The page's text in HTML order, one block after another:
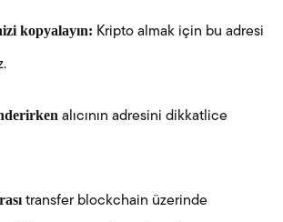
kopyalayın: Kripto almak için bu adresi
alıcının adresini dikkatlice
transfer blockchain üzerinde